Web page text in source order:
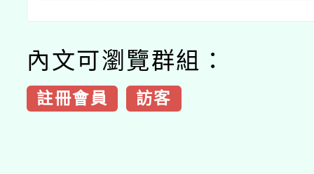
內文可瀏覽群組：
註冊會員 訪客